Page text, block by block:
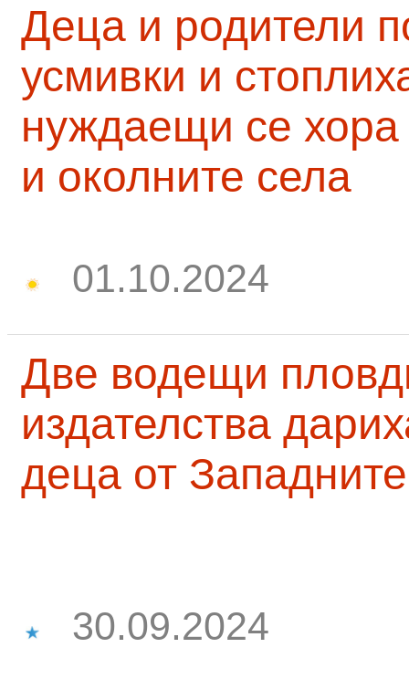
Деца и родители
усмивки и
нуждаещи се
и околните села
01.10.2024
Две водещи
издателства
деца от
30.09.2024